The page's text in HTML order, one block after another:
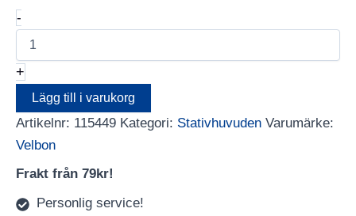
-Velbon
QHD-
G7AS
mängd
+
Lägg till i varukorg
Artikelnr: 115449 Kategori: Stativhuvuden Varumärke:
Velbon
Frakt från 79kr!
Personlig service!